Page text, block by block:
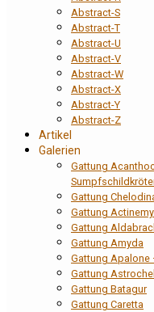
Abstract-S
Abstract-T
Abstract-U
Abstract-V
Abstract-W
Abstract-X
Abstract-Y
Abstract-Z
Artikel
Galerien
Gattung
Gattung
Gattung
Gattung
Gattung Amyda
Gattung Apalone
Gattung
Gattung Batagur
Gattung Caretta